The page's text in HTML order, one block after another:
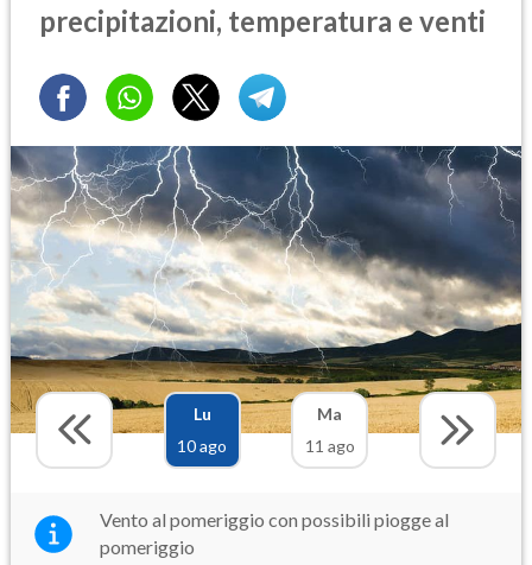
precipitazioni, temperatura e venti
Lu
10 ago
Ma
11 ago
Vento al pomeriggio con possibili piogge al
pomeriggio